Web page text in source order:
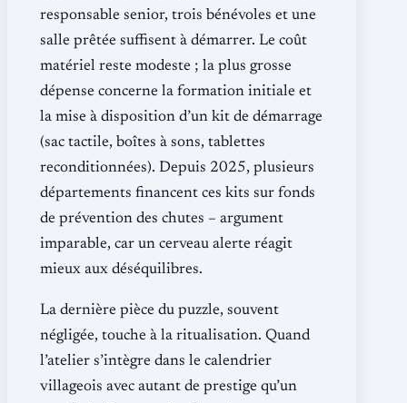
responsable senior, trois bénévoles et une
salle prêtée suffisent à démarrer. Le coût
matériel reste modeste ; la plus grosse
dépense concerne la formation initiale et
la mise à disposition d’un kit de démarrage
(sac tactile, boîtes à sons, tablettes
reconditionnées). Depuis 2025, plusieurs
départements financent ces kits sur fonds
de prévention des chutes – argument
imparable, car un cerveau alerte réagit
mieux aux déséquilibres.
La dernière pièce du puzzle, souvent
négligée, touche à la ritualisation. Quand
l’atelier s’intègre dans le calendrier
villageois avec autant de prestige qu’un